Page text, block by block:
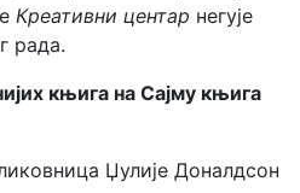
Креативни центар негује
рада.
књига на Сајму књига
Џулије Доналдсон